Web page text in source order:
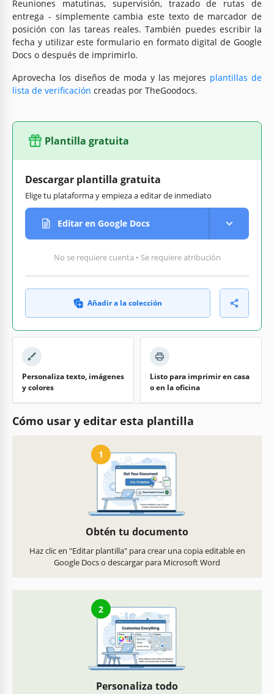
Reuniones matutinas, supervisión, trazado de rutas de
entrega - simplemente cambia este texto de marcador de
posición con las tareas reales. También puedes escribir la
fecha y utilizar este formulario en formato digital de Google
Docs o después de imprimirlo.
Aprovecha los diseños de moda y las mejores plantillas de
lista de verificación creadas por TheGoodocs.
Plantilla gratuita
Descargar plantilla gratuita
Elige tu plataforma y empieza a editar de inmediato
Editar en Google Docs
No se requiere cuenta • Se requiere atribución
Añadir a la colección
Personaliza texto, imágenes
y colores
Listo para imprimir en casa
o en la oficina
Cómo usar y editar esta plantilla
1
Obtén tu documento
Haz clic en "Editar plantilla" para crear una copia editable en
Google Docs o descargar para Microsoft Word
2
Personaliza todo